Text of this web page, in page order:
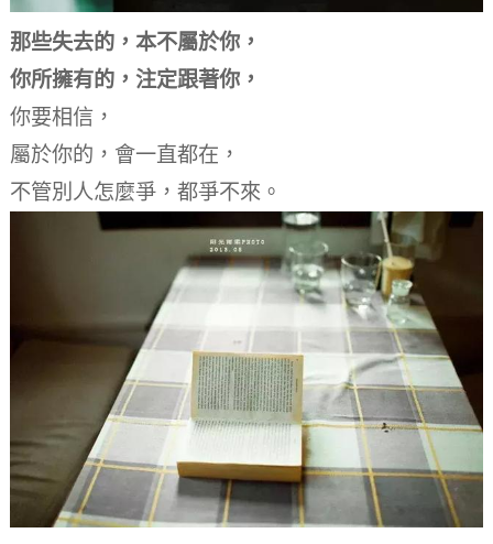
那些失去的，本不屬於你，
你所擁有的，注定跟著你，
你要相信，
屬於你的，會一直都在，
不管別人怎麼爭， 都爭不來。